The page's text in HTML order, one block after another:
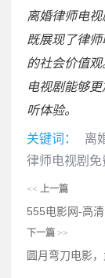
离婚律师电视
既展现了律
的社会价值
电视剧能够
听体验。
关键词： 离
律师电视剧免
<< 上一篇
555电影网-高
下一篇 >>
圆月弯刀电影